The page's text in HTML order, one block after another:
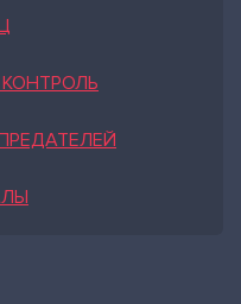
КОНТРОЛЬ
ПРЕДАТЕЛЕЙ